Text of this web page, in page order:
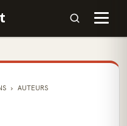
AUTEURS